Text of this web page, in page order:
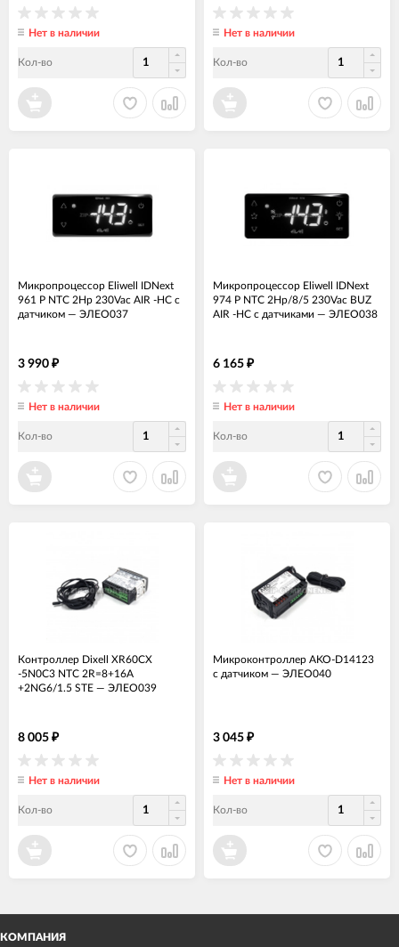
Нет в наличии
Кол-во
Нет в наличии
Кол-во
Микропроцессор Eliwell IDNext
961 P NTC 2Hp 230Vac AIR -HC c
датчиком — ЭЛЕО037
3 990 ₽
Нет в наличии
Кол-во
Микропроцессор Eliwell IDNext
974 P NTC 2Hp/8/5 230Vac BUZ
AIR -HC с датчиками — ЭЛЕО038
6 165 ₽
Нет в наличии
Кол-во
Контроллер Dixell XR60CX
-5N0C3 NTC 2R=8+16A
+2NG6/1.5 STE — ЭЛЕО039
8 005 ₽
Нет в наличии
Кол-во
Микроконтроллер AKO-D14123
c датчиком — ЭЛЕО040
3 045 ₽
Нет в наличии
Кол-во
КОМПАНИЯ